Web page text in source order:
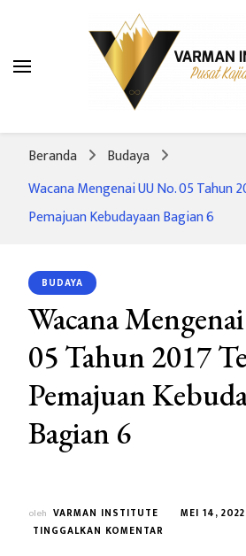
Varman
Pusat Kajian Sunda
Beranda
Budaya
Wacana Mengenai UU No. 05 Tahun
Pemajuan Kebudayaan Bagian 6
BUDAYA
Wacana
05 Tahun 2017
Pemajuan
Bagian 6
oleh VARMAN INSTITUTE
MEI 14, 2022
TINGGALKAN KOMENTAR